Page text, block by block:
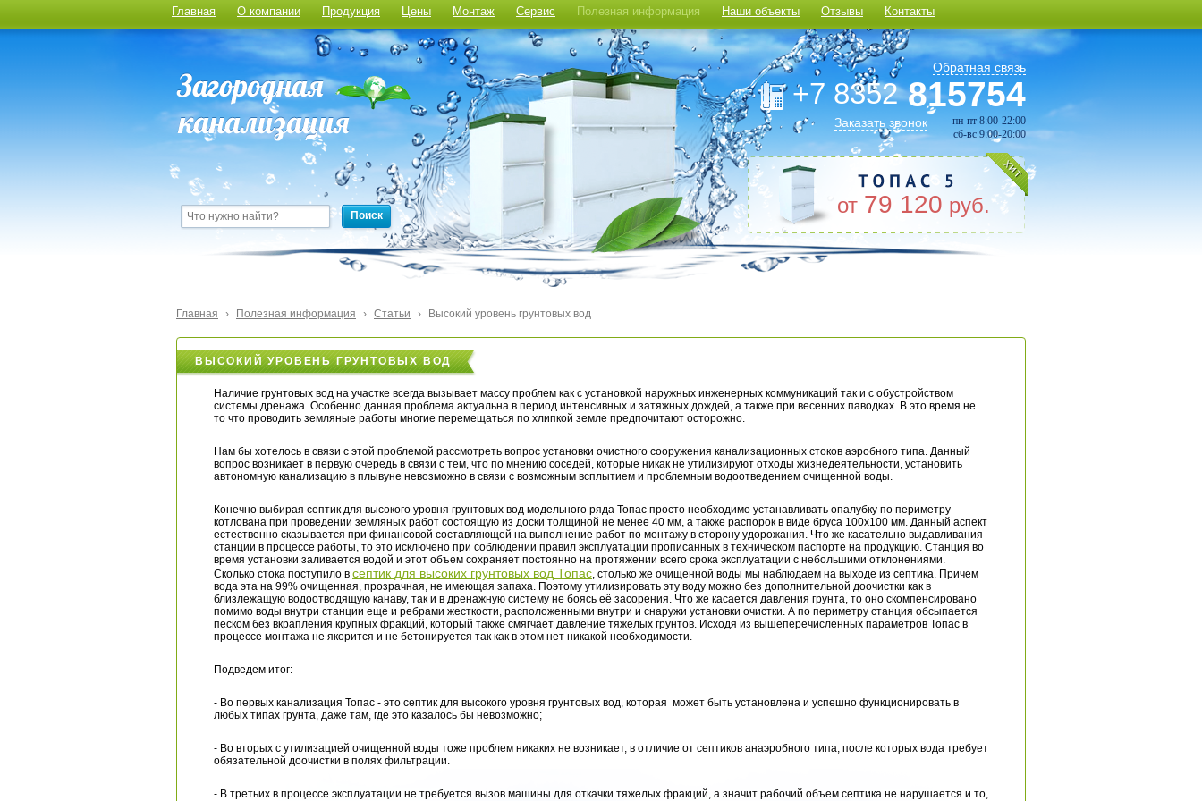
Главная О компании Продукция Цены Монтаж Сервис Полезная информация Наши объекты Отзывы Контакты
Поиск
Обратная связь
+7 8352815754
Заказать звонок
пн-пт 8:00-22:00
сб-вс 9:00-20:00
от 79 120 руб.
Главная › Полезная информация › Статьи › Высокий уровень грунтовых вод
ВЫСОКИЙ УРОВЕНЬ ГРУНТОВЫХ ВОД
Наличие грунтовых вод на участке всегда вызывает массу проблем как с установкой наружных инженерных коммуникаций так и с обустройством
системы дренажа. Особенно данная проблема актуальна в период интенсивных и затяжных дождей, а также при весенних паводках. В это время не
то что проводить земляные работы многие перемещаться по хлипкой земле предпочитают осторожно.
Нам бы хотелось в связи с этой проблемой рассмотреть вопрос установки очистного сооружения канализационных стоков аэробного типа. Данный
вопрос возникает в первую очередь в связи с тем, что по мнению соседей, которые никак не утилизируют отходы жизнедеятельности, установить
автономную канализацию в плывуне невозможно в связи с возможным всплытием и проблемным водоотведением очищенной воды.
Конечно выбирая септик для высокого уровня грунтовых вод модельного ряда Топас просто необходимо устанавливать опалубку по периметру
котлована при проведении земляных работ состоящую из доски толщиной не менее 40 мм, а также распорок в виде бруса 100х100 мм. Данный аспект
естественно сказывается при финансовой составляющей на выполнение работ по монтажу в сторону удорожания. Что же касательно выдавливания
станции в процессе работы, то это исключено при соблюдении правил эксплуатации прописанных в техническом паспорте на продукцию. Станция во
время установки заливается водой и этот объем сохраняет постоянно на протяжении всего срока эксплуатации с небольшими отклонениями.
Сколько стока поступило в септик для высоких грунтовых вод Топас, столько же очищенной воды мы наблюдаем на выходе из септика. Причем
вода эта на 99% очищенная, прозрачная, не имеющая запаха. Поэтому утилизировать эту воду можно без дополнительной доочистки как в
близлежащую водоотводящую канаву, так и в дренажную систему не боясь её засорения. Что же касается давления грунта, то оно скомпенсировано
помимо воды внутри станции еще и ребрами жесткости, расположенными внутри и снаружи установки очистки. А по периметру станция обсыпается
песком без вкрапления крупных фракций, который также смягчает давление тяжелых грунтов. Исходя из вышеперечисленных параметров Топас в
процессе монтажа не якорится и не бетонируется так как в этом нет никакой необходимости.
Подведем итог:
- Во первых канализация Топас - это септик для высокого уровня грунтовых вод, которая может быть установлена и успешно функционировать в
любых типах грунта, даже там, где это казалось бы невозможно;
- Во вторых с утилизацией очищенной воды тоже проблем никаких не возникает, в отличие от септиков анаэробного типа, после которых вода требует
обязательной доочистки в полях фильтрации.
- В третьих в процессе эксплуатации не требуется вызов машины для откачки тяжелых фракций, а значит рабочий объем септика не нарушается и то,